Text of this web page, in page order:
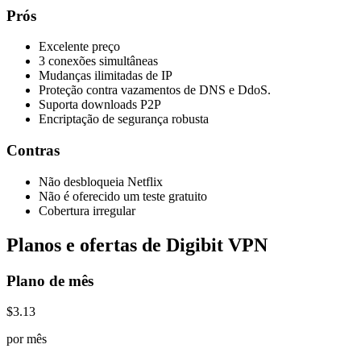
Prós
Excelente preço
3 conexões simultâneas
Mudanças ilimitadas de IP
Proteção contra vazamentos de DNS e DdoS.
Suporta downloads P2P
Encriptação de segurança robusta
Contras
Não desbloqueia Netflix
Não é oferecido um teste gratuito
Cobertura irregular
Planos e ofertas de Digibit VPN
Plano de mês
$3.13
por mês